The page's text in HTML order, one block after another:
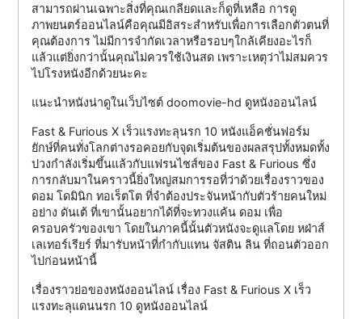
สามารถผ่านเฉพาะสิ่งที่คุณเกลียดและก็ดูที่เหลือ การดู
ภาพยนตร์ออนไลน์คือคุณมีอิสระสำหรับเพื่อการเลือกตัวตนที่
คุณต้องการ ไม่มีการจำกัดเวลาหรือรอบๆใกล้เคียงอะไรก็
แล้วแต่ยิ่งกว่านั้นคุณไม่ควรใช้เงินสด เพราะเหตุว่าไม่สมควร
ไปโรงหนังอีกด้วยนะคะ
แนะนำหนังน่าดูในเว็บไซต์ doomovie-hd ดูหนังออนไลน์
Fast & Furious X เร็วแรงทะลุนรก 10 หนังแอ็คชั่นฟอร์ม
ยักษ์ที่คนทั่งโลกต่างรอคอยกับจุดเริ่มต้นของผลสรุปทั้งหมดทั้ง
ปวงกำลังเริ่มขึ้นแล้วกับแฟรนไชส์ของ Fast & Furious ซึ่ง
การกลับมาในคราวนี้ยิ่งใหญ่สมการรอที่ว่าด้วยเรื่องราวของ
ดอม โดมินิก ทอเร็ตโต ที่จำต้องประจันหน้ากับตัวร้ายคนใหม่
อย่าง ดันเต้ ที่เขานั้นอยากได้ที่จะทวงแค้น ดอม เพื่อ
ครอบครัวของเขา โดยในภาคนี้นั้นตัวหนังจะดูแลโดย หฝ่าส์
เลเทอร์เรียร์ ที่มารับหน้าที่กำกับแทน จัสติน ลิน ที่ถอนตัวออก
ไปก่อนหน้านี้
เรื่องราวย่อของหนังออนไลน์ เรื่อง Fast & Furious X เร็ว
แรงทะลุแดนนรก 10 ดูหนังออนไลน์